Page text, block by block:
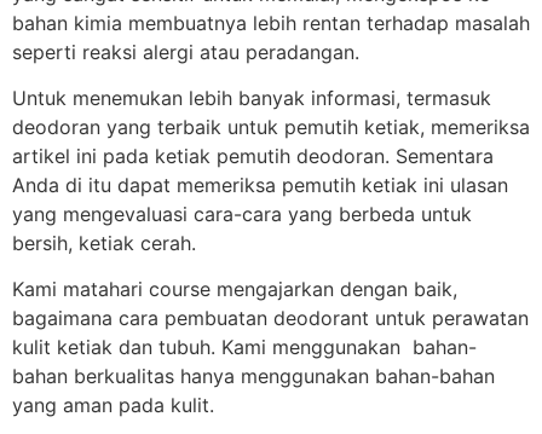
bahan kimia membuatnya lebih rentan terhadap masalah
seperti reaksi alergi atau peradangan.
Untuk menemukan lebih banyak informasi, termasuk
deodoran yang terbaik untuk pemutih ketiak, memeriksa
artikel ini pada ketiak pemutih deodoran. Sementara
Anda di itu dapat memeriksa pemutih ketiak ini ulasan
yang mengevaluasi cara-cara yang berbeda untuk
bersih, ketiak cerah.
Kami matahari course mengajarkan dengan baik,
bagaimana cara pembuatan deodorant untuk perawatan
kulit ketiak dan tubuh. Kami menggunakan bahan-
bahan berkualitas hanya menggunakan bahan-bahan
yang aman pada kulit.